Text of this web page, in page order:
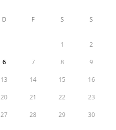
D F S S
1 2
6 7 8 9
13 14 15 16
20 21 22 23
27 28 29 30